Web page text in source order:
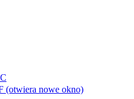
(otwiera nowe okno)